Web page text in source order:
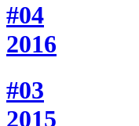
#04
2016
#03
2015